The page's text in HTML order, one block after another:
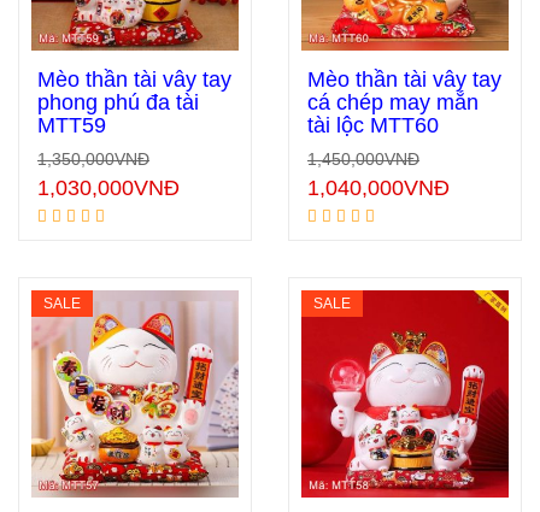
Thêm vào giỏ hàng
Mèo thần tài vẫy tay
cá chép may mắn
tài lộc MTT60
1,450,000VNĐ
1,040,000VNĐ
Mèo thần tài vẫy tay
phong phú đa tài
MTT59
1,350,000VNĐ
1,030,000VNĐ
SALE
SALE